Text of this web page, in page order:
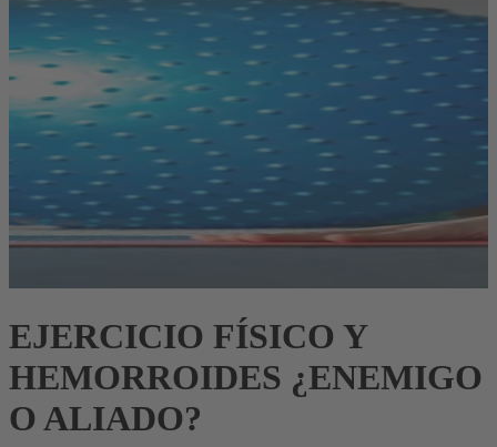
EJERCICIO FÍSICO Y
HEMORROIDES ¿ENEMIGO
O ALIADO?